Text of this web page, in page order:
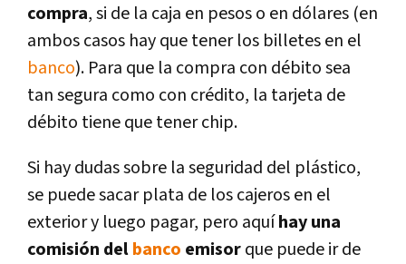
compra, si de la caja en pesos o en dólares (en
ambos casos hay que tener los billetes en el
banco). Para que la compra con débito sea
tan segura como con crédito, la tarjeta de
débito tiene que tener chip.
Si hay dudas sobre la seguridad del plástico,
se puede sacar plata de los cajeros en el
exterior y luego pagar, pero aquí­hay una
comisión delbanco emisorque puede ir de